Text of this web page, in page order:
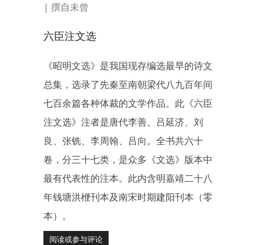
| 撰自未曾
六臣注文选
《昭明文选》是我国现存编选最早的诗文
总集，选录了先秦至南朝梁代八九百年间
七百余篇各种体裁的文学作品。此《六臣
注文选》注者是唐代李善、吕延济、刘
良、张铣、李周翰、吕向。全书共六十
卷，分三十七类，是众多《文选》版本中
最有代表性的注本。此内含明嘉靖二十八
年钱塘洪楩刊本及南宋时期建阳刊本（零
本）。
阅读或参与评论